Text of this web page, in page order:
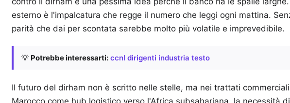
esterno è l'impalcatura che regge il numero che leggi ogni mattina.
parità che dai per scontata sarebbe molto più volatile e imprevedibile.
💡 Potrebbe interessarti: ccnl dirigenti industria testo
Il futuro del dirham non è scritto nelle stelle, ma nei trattati
Marocco come hub logistico verso l'Africa subsahariana, la necessità